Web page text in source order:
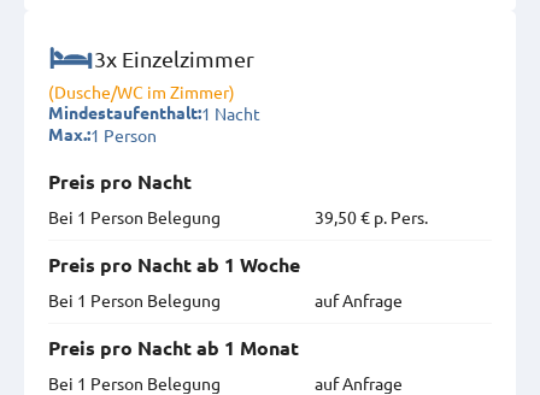
3x Einzelzimmer
(Dusche/WC im Zimmer)
Mindestaufenthalt:1 Nacht
Max.:1 Person
Preis pro Nacht
Bei 1 Person Belegung
39,50 € p. Pers.
Preis pro Nacht ab 1 Woche
Bei 1 Person Belegung
auf Anfrage
Preis pro Nacht ab 1 Monat
Bei 1 Person Belegung
auf Anfrage